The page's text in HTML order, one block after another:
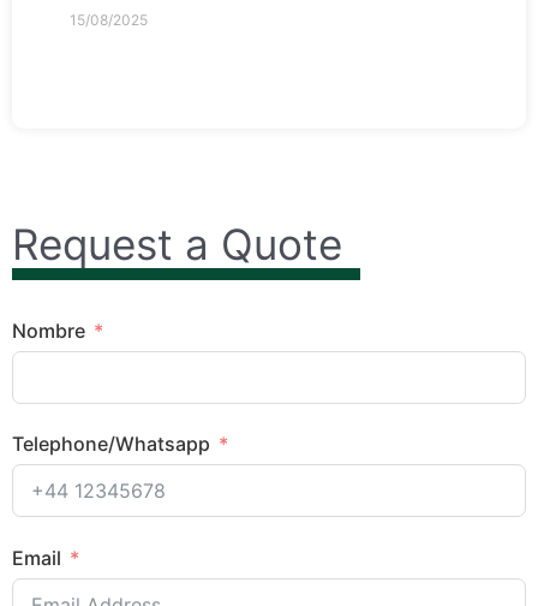
15/08/2025
Request a Quote
Nombre
Telephone/Whatsapp
Email